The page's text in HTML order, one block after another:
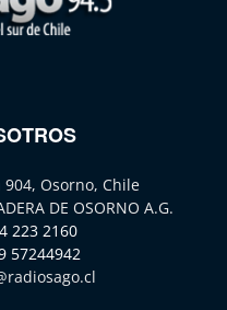
Osorno, Chile
DE OSORNO A.G.
223 2160
57244942